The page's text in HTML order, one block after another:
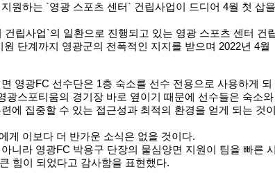
원하는 `영광 스포츠 센터` 건립사업이 드디어 4월 첫 삽을
건립사업`의 일환으로 진행되고 있는 영광 스포츠 센터 건
단계까지 영광군의 전폭적인 지지를 받으며 2022년 4월
영광FC 선수단은 1층 숙소를 선수 전용으로 사용하게 되
광스포티움의 경기장 바로 옆이기 때문에 선수들은 숙소와
에 집중할 수 있는 접근성과 최적의 환경을 얻게 되는 것이
게 이보다 더 반가운 소식은 없을 것이다.
니라 영광FC 박용구 단장의 물심양면 지원이 팀을 빠른 시
힘이 되었다고 감사함을 표현했다.